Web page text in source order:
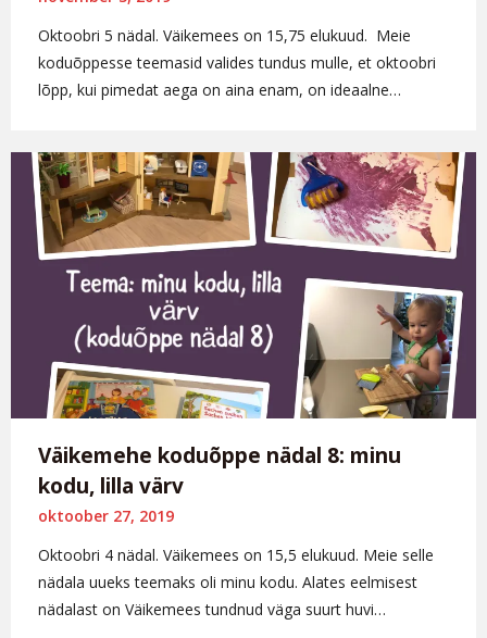
Oktoobri 5 nädal. Väikemees on 15,75 elukuud. Meie
koduõppesse teemasid valides tundus mulle, et oktoobri
lõpp, kui pimedat aega on aina enam, on ideaalne…
Väikemehe koduõppe nädal 8: minu
kodu, lilla värv
oktoober 27, 2019
Oktoobri 4 nädal. Väikemees on 15,5 elukuud. Meie selle
nädala uueks teemaks oli minu kodu. Alates eelmisest
nädalast on Väikemees tundnud väga suurt huvi…